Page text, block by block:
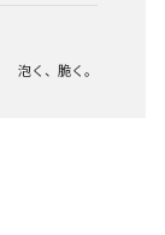
泡く、脆く。